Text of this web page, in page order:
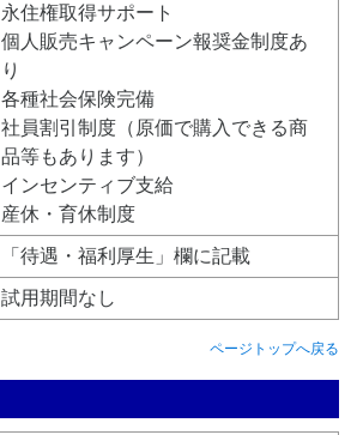
永住権取得サポート
個人販売キャンペーン報奨金制度あ
り
各種社会保険完備
社員割引制度（原価で購入できる商
品等もあります）
インセンティブ支給
産休・育休制度
「待遇・福利厚生」欄に記載
試用期間なし
ページトップへ戻る